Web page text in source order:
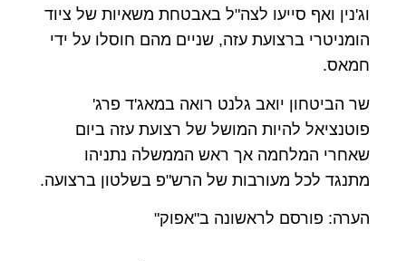
וג'נין ואף סייעו לצה"ל באבטחת משאיות של ציוד
הומניטרי ברצועת עזה, שניים מהם חוסלו על ידי
חמאס.
שר הביטחון יואב גלנט רואה במאג'ד פרג'
פוטנציאל להיות המושל של רצועת עזה ביום
שאחרי המלחמה אך ראש הממשלה נתניהו
מתנגד לכל מעורבות של הרש"פ בשלטון ברצועה.
הערה: פורסם לראשונה ב"אפוק"